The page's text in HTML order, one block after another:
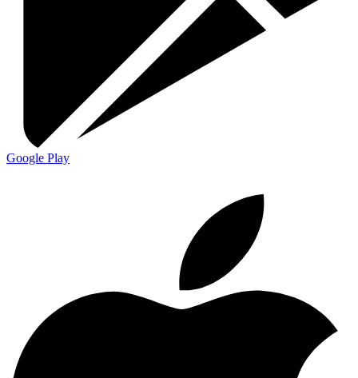
Google Play